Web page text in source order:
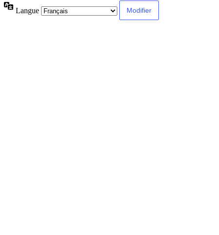
Langue